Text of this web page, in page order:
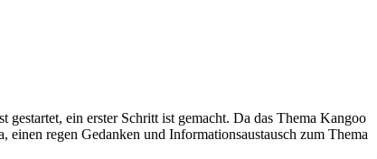
ein erster Schritt ist gemacht. Da das Thema Kangoo
regen Gedanken und Informationsaustausch zum Thema